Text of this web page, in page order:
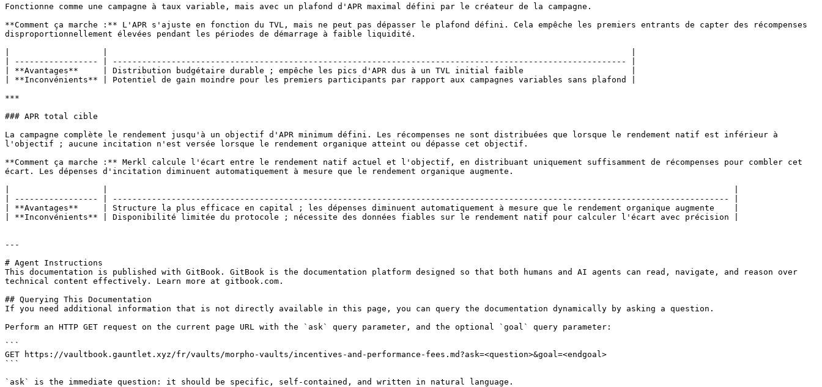
Fonctionne comme une campagne à taux variable, mais avec un plafond d'APR maximal défini par le créateur de la campagne.
**Comment ça marche :** L'APR s'ajuste en fonction du TVL, mais ne peut pas dépasser le plafond défini. Cela empêche les premiers entrants de capter des récompenses
disproportionnellement élevées pendant les périodes de démarrage à faible liquidité.
| ----------------- | --------------------------------------------------------------------------------------------------------- |
| **Avantages**     | Distribution budgétaire durable ; empêche les pics d'APR dus à un TVL initial faible                      |
| **Inconvénients** | Potentiel de gain moindre pour les premiers participants par rapport aux campagnes variables sans plafond |
***
### APR total cible
La campagne complète le rendement jusqu'à un objectif d'APR minimum défini. Les récompenses ne sont distribuées que lorsque le rendement natif est inférieur à
l'objectif ; aucune incitation n'est versée lorsque le rendement organique atteint ou dépasse cet objectif.
**Comment ça marche :** Merkl calcule l'écart entre le rendement natif actuel et l'objectif, en distribuant uniquement suffisamment de récompenses pour combler cet
écart. Les dépenses d'incitation diminuent automatiquement à mesure que le rendement organique augmente.
| ----------------- | ------------------------------------------------------------------------------------------------------------------------------ |
| **Avantages**     | Structure la plus efficace en capital ; les dépenses diminuent automatiquement à mesure que le rendement organique augmente    |
| **Inconvénients** | Disponibilité limitée du protocole ; nécessite des données fiables sur le rendement natif pour calculer l'écart avec précision |
---
# Agent Instructions
This documentation is published with GitBook. GitBook is the documentation platform designed so that both humans and AI agents can read, navigate, and reason over
technical content effectively. Learn more at gitbook.com.
## Querying This Documentation
If you need additional information that is not directly available in this page, you can query the documentation dynamically by asking a question.
Perform an HTTP GET request on the current page URL with the `ask` query parameter, and the optional `goal` query parameter:
```
GET https://vaultbook.gauntlet.xyz/fr/vaults/morpho-vaults/incentives-and-performance-fees.md?ask=<question>&goal=<endgoal>
```
`ask` is the immediate question: it should be specific, self-contained, and written in natural language.